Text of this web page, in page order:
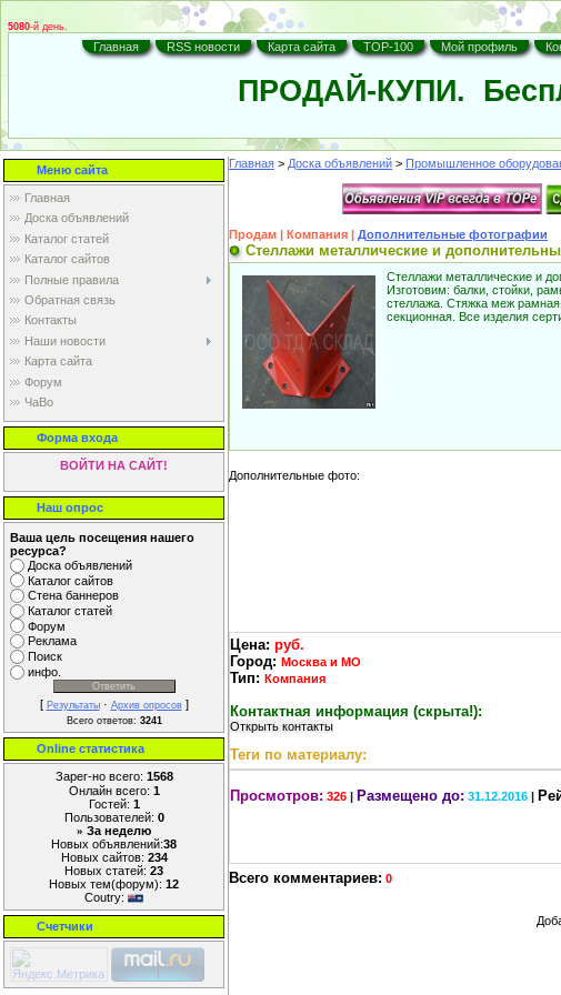
5080-й день.
Главная RSS новости Карта сайта TOP-100 Мой профиль
ПРОДАЙ-КУПИ.
Меню сайта
Главная
Доска объявлений
Каталог статей
Каталог сайтов
Полные правила
Обратная связь
Контакты
Наши новости
Карта cайта
Форум
ЧаВо
Форма входа
ВОЙТИ НА САЙТ!
Наш опрос
Ваша цель посещения нашего
ресурса?
Доска объявлений
Каталог сайтов
Стена баннеров
Каталог статей
Форум
Реклама
Поиск
инфо.
[ Результаты· Архив опросов]
Всего ответов: 3241
Online cтатистика
Зарег-но всего: 1568
Онлайн всего: 1
Гостей: 1
Пользователей: 0
» За неделю
Новых объявлений:38
Новых сайтов: 234
Новых статей: 23
Новых тем(форум): 12
Coutry:
Счетчики
Главная > Доска объявлений > Промышленное
Продам | Компания | Дополнительные фотографии
Стеллажи металлические и
Стеллажи металлические и
Изготовим: балки, стойки,
стеллажа. Стяжка меж
секционная. Все изделия
Дополнительные фото:
Цена: руб.
Город: Москва и МО
Тип: Компания
Контактная информация (скрыта!):
Теги по материалу:
Просмотров: 326 | Размещено до: 31.12.2016 |
Всего комментариев: 0